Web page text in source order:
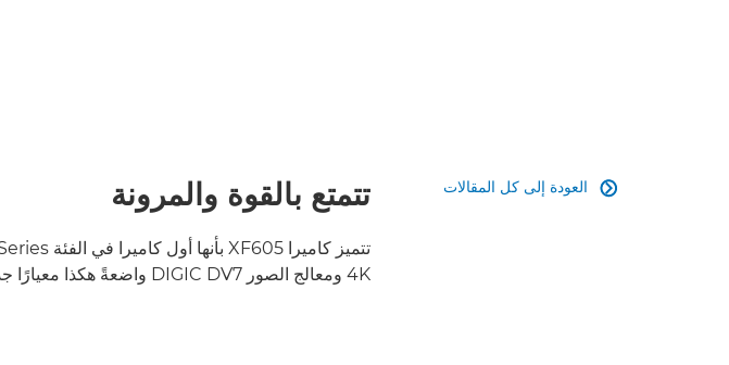
العودة إلى كل المقالات  تتمتع بالقوة والمرونة
4K ومعالج الصور DIGIC DV7 واضعةً هكذا معيارًا جديدًا لجودة صور احترافية تضاهي جودة البث.